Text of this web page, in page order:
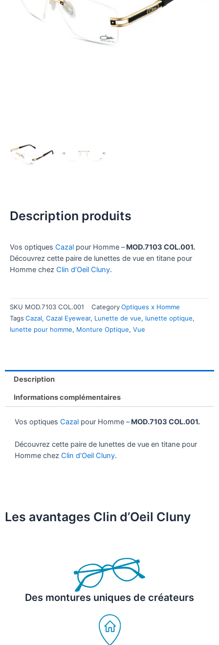
Description produits
Vos optiques Cazal pour Homme –MOD.7103 COL.001.
Découvrez cette paire de lunettes de vue en titane pour
Homme chez Clin d’Oeil Cluny.
SKU MOD.7103 COL.001 CategoryOptiques x Homme
Tags Cazal, Cazal Eyewear, Lunette de vue, lunette optique,
lunette pour homme, Monture Optique, Vue
Description
Informations complémentaires
Vos optiques Cazal pour Homme –MOD.7103 COL.001.
Découvrez cette paire de lunettes de vue en titane pour
Homme chez Clin d’Oeil Cluny.
Les avantages Clin d’Oeil Cluny
Des montures uniques de créateurs